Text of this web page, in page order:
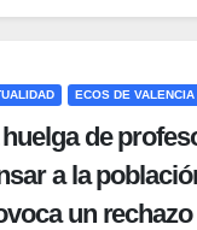
ECOS DE VALENCIA
de
a la
un